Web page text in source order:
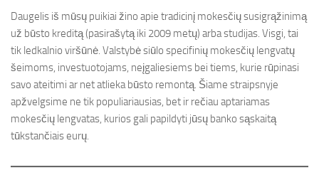
Daugelis iš mūsų puikiai žino apie tradicinį mokesčių susigrąžinimą
už būsto kreditą (pasirašytą iki 2009 metų) arba studijas. Visgi, tai
tik ledkalnio viršūnė. Valstybė siūlo specifinių mokesčių lengvatų
šeimoms, investuotojams, neįgaliesiems bei tiems, kurie rūpinasi
savo ateitimi ar net atlieka būsto remontą. Šiame straipsnyje
apžvelgsime ne tik populiariausias, bet ir rečiau aptariamas
mokesčių lengvatas, kurios gali papildyti jūsų banko sąskaitą
tūkstančiais eurų.